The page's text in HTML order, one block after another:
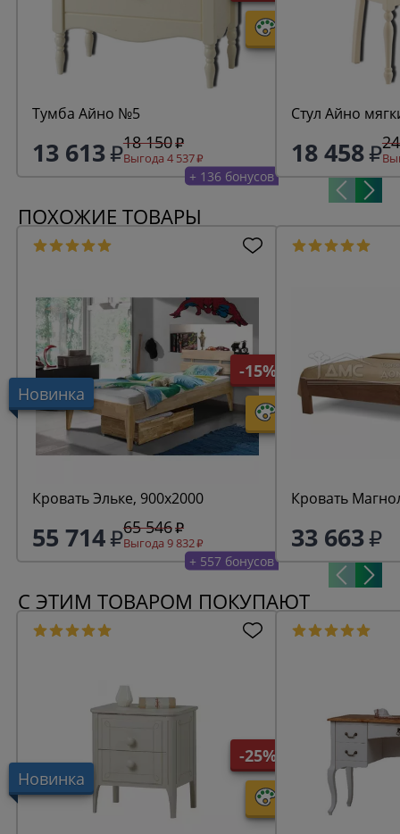
Тумба Айно №5
13 613 18 150
Выгода 4 537
+ 136 бонусов
Стул Айно
18 458
ПОХОЖИЕ ТОВАРЫ
Новинка
-15%
Кровать Эльке, 900х2000
55 714 65 546
Выгода 9 832
+ 557 бонусов
Кровать
33 663
С ЭТИМ ТОВАРОМ ПОКУПАЮТ
Новинка
-25%